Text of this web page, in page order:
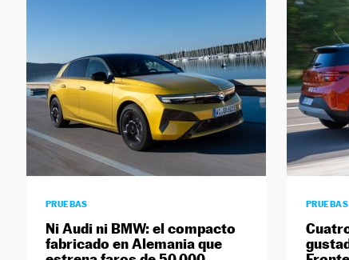
PRUEBAS
Ni Audi ni BMW: el compacto
fabricado en Alemania que
PRUEBAS